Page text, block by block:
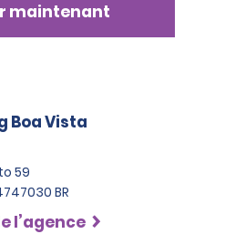
maintenant
Boa Vista
59
BR
l’agence